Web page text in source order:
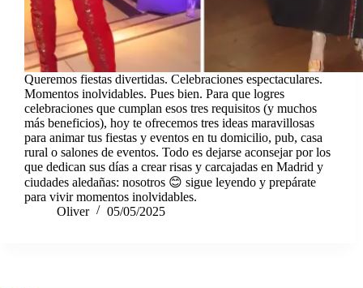
Queremos fiestas divertidas. Celebraciones espectaculares.
Momentos inolvidables. Pues bien. Para que logres
celebraciones que cumplan esos tres requisitos (y muchos
más beneficios), hoy te ofrecemos tres ideas maravillosas
para animar tus fiestas y eventos en tu domicilio, pub, casa
rural o salones de eventos. Todo es dejarse aconsejar por los
que dedican sus días a crear risas y carcajadas en Madrid y
ciudades aledañas: nosotros 😊 sigue leyendo y prepárate
para vivir momentos inolvidables.
Oliver
05/05/2025